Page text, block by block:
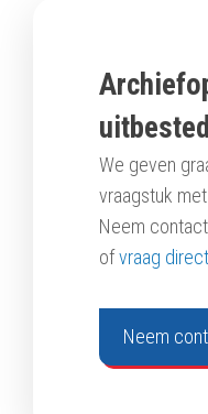
We geven
vraagstuk
Neem
ofvraag
Neem